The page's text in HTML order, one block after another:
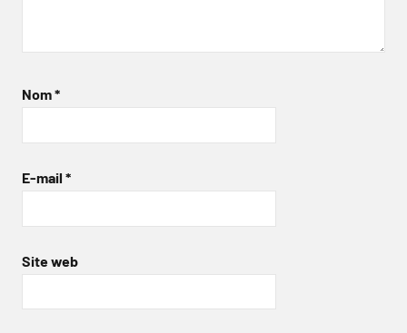
Nom*
E-mail *
Site web